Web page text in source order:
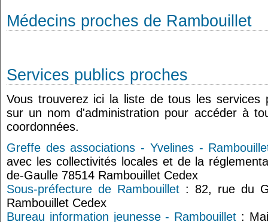
Médecins proches de Rambouillet
Services publics proches
Vous trouverez ici la liste de tous les services
sur un nom d'administration pour accéder à
coordonnées.
Greffe des associations - Yvelines -
avec les collectivités locales et de la
de-Gaulle 78514 Rambouillet Cedex
Sous-préfecture de Rambouillet : 82, rue du
Rambouillet Cedex
Bureau information jeunesse - Rambouillet :